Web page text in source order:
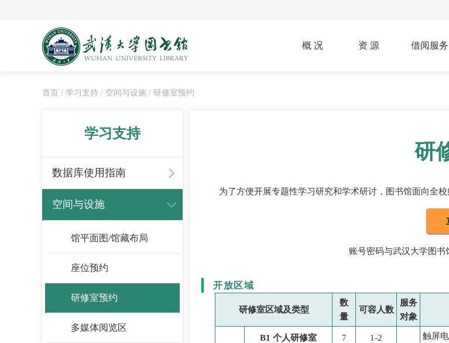
概 况 资 源 借阅服务
首页 / 学习支持 / 空间与设施 / 研修室预约
学习支持
数据库使用指南
空间与设施
馆平面图/馆藏布局
座位预约
研修室预约
多媒体阅览区
研
为了方便开展专题性学习研究和学术研讨，图书馆面向全
账号密码与武汉大学图书
开放区域
研修室区域及类型
数
量
可容人数
服务
对象
B1 个人研修室 7 1-2
触屏